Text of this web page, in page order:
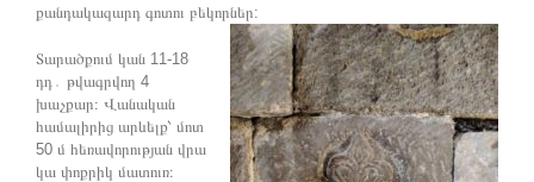
քանդակազարդ գոտու բեկորներ:
Տարածքում կան 11-18
դդ․ թվագրվող 4
խաչքար։ Վանական
համալիրից արևելք՝ մոտ
50 մ հեռավորության վրա
կա փոքրիկ մատուռ։